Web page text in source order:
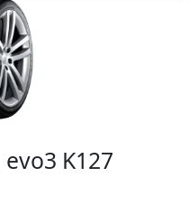
K127